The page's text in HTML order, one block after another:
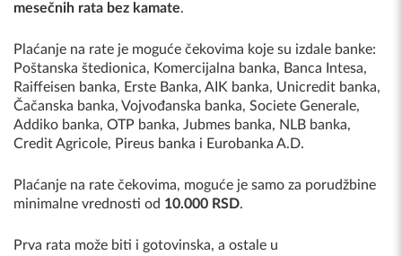
mesečnih rata bez kamate.
Plaćanje na rate je moguće čekovima koje su izdale banke:
Poštanska štedionica, Komercijalna banka, Banca Intesa,
Raiffeisen banka, Erste Banka, AIK banka, Unicredit banka,
Čačanska banka, Vojvođanska banka, Societe Generale,
Addiko banka, OTP banka, Jubmes banka, NLB banka,
Credit Agricole, Pireus banka i Eurobanka A.D.
Plaćanje na rate čekovima, moguće je samo za porudžbine
minimalne vrednosti od 10.000 RSD.
Prva rata može biti i gotovinska, a ostale u